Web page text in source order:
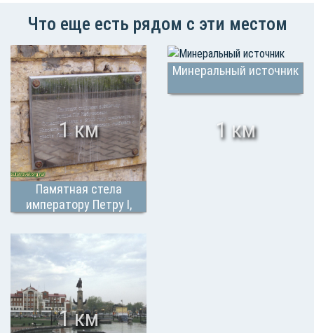
Что еще есть рядом с эти местом
Памятная стела
императору Петру I,
1 км
Минеральный источник
1 км
1 км